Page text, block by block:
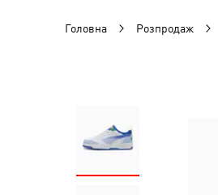
Головна Розпродаж